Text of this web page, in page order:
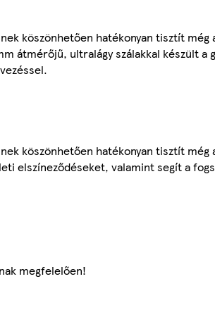
köszönhetően hatékonyan tisztít még
átmérőjű, ultralágy szálakkal készült a
köszönhetően hatékonyan tisztít még
elszíneződéseket, valamint segít a
megfelelően!